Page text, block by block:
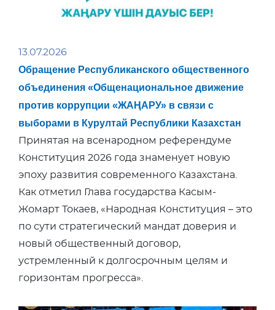
13.07.2026
Обращение Республиканского общественного
объединения «Общенациональное движение
против коррупции «ЖАҢАРУ» в связи с
выборами в Курултай Республики Казахстан
Принятая на всенародном референдуме
Конституция 2026 года знаменует новую
эпоху развития современного Казахстана.
Как отметил Глава государства Касым-
Жомарт Токаев, «Народная Конституция – это
по сути стратегический мандат доверия и
новый общественный договор,
устремленный к долгосрочным целям и
горизонтам прогресса».